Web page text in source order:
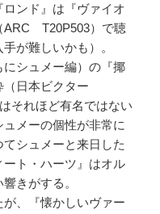
ンド』は『ヴァイオ
ARC T20P503）で聴
が難しいかも）。
シュメー編）の『揶
（日本ビクター
それほど有名ではない
メーの個性が非常に
シュメーと来日した
ト・ハーツ』はオル
響きがする。
、『懐かしいヴァー